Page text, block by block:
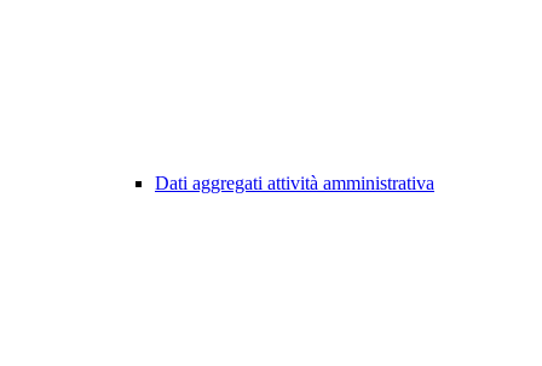
Dati aggregati attività amministrativa